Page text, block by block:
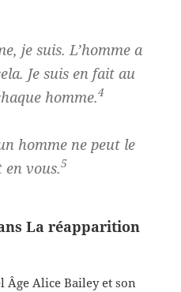
je suis. L’homme a
Je suis en fait au
homme.4
homme ne peut le
en vous.5
La réapparition
Alice Bailey et son